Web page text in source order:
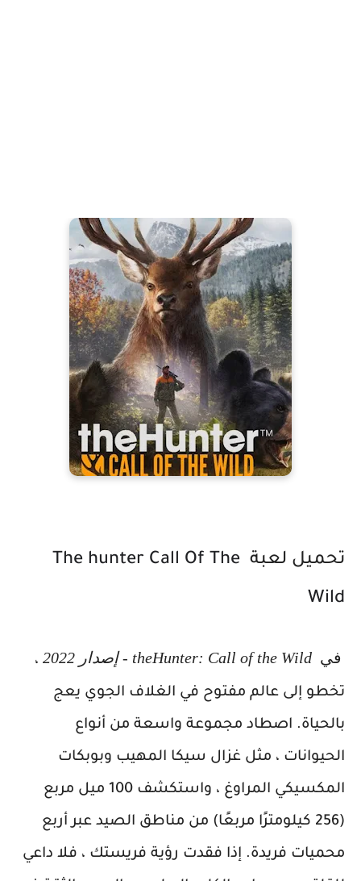
تحميل لعبة The hunter Call Of The
Wild
في theHunter: Call of the Wild - إصدار 2022
،
تخطو إلى عالم مفتوح في الغلاف الجوي يعج
بالحياة. اصطاد مجموعة واسعة من أنواع
الحيوانات ، مثل غزال سيكا المهيب وبوبكات
المكسيكي المراوغ ، واستكشف 100 ميل مربع
(256 كيلومترًا مربعًا) من مناطق الصيد عبر أربع
محميات فريدة. إذا فقدت رؤية فريستك ، فلا داعي